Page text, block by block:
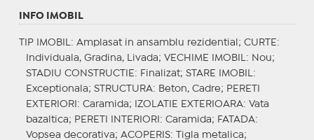
INFO IMOBIL
TIP IMOBIL : Amplasat in ansamblu rezidential; CURTE :
Individuala, Gradina, Livada; VECHIME IMOBIL : Nou;
STADIU CONSTRUCTIE : Finalizat; STARE IMOBIL :
Exceptionala; STRUCTURA: Beton, Cadre; PERETI
EXTERIORI : Caramida; IZOLATIE EXTERIOARA: Vata
bazaltica; PERETI INTERIORI : Caramida; FATADA:
Vopsea decorativa; ACOPERIS: Tigla metalica;